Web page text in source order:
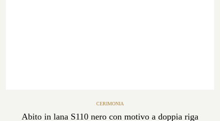
CERIMONIA
Abito in lana S110 nero con motivo a doppia riga